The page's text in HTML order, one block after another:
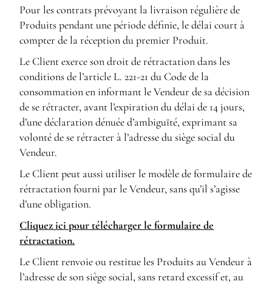
Pour les contrats prévoyant la livraison régulière de
Produits pendant une période définie, le délai court à
compter de la réception du premier Produit.
Le Client exerce son droit de rétractation dans les
conditions de l’article L. 221-21 du Code de la
consommation en informant le Vendeur de sa décision
de se rétracter, avant l’expiration du délai de 14 jours,
d’une déclaration dénuée d’ambiguïté, exprimant sa
volonté de se rétracter à l’adresse du siège social du
Vendeur.
Le Client peut aussi utiliser le modèle de formulaire de
rétractation fourni par le Vendeur, sans qu’il s’agisse
d’une obligation.
Cliquez ici pour télécharger le formulaire de
rétractation.
Le Client renvoie ou restitue les Produits au Vendeur à
l’adresse de son siège social, sans retard excessif et, au